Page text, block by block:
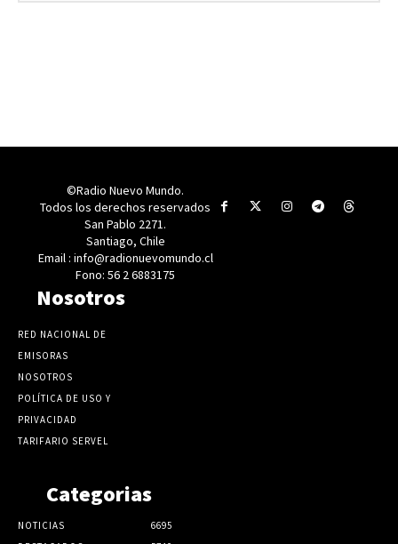
©Radio Nuevo Mundo.
Todos los derechos reservados
San Pablo 2271.
Santiago, Chile
Email : info@radionuevomundo.cl
Fono: 56 2 6883175
Nosotros
RED NACIONAL DE
EMISORAS
NOSOTROS
POLÍTICA DE USO Y
PRIVACIDAD
TARIFARIO SERVEL
Categorias
NOTICIAS
6695